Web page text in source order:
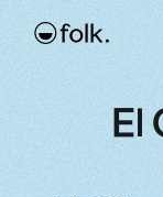
El